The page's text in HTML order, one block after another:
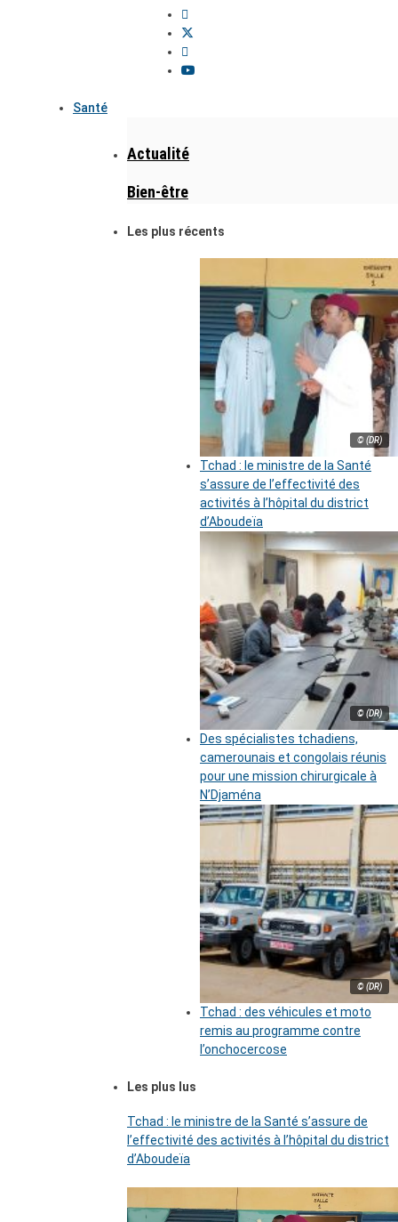
Santé
Actualité
Bien-être
Les plus récents
© (DR)
Tchad : le ministre de la Santé
s’assure de l’effectivité des
activités à l’hôpital du district
d’Aboudeïa
© (DR)
Des spécialistes tchadiens,
camerounais et congolais réunis
pour une mission chirurgicale à
N’Djaména
© (DR)
Tchad : des véhicules et moto
remis au programme contre
l’onchocercose
Les plus lus
Tchad : le ministre de la Santé s’assure de
l’effectivité des activités à l’hôpital du district
d’Aboudeïa